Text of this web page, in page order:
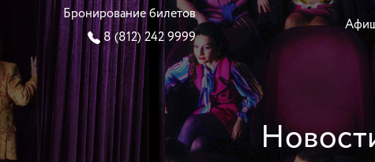
Бронирование билетов
8 (812) 242 9999